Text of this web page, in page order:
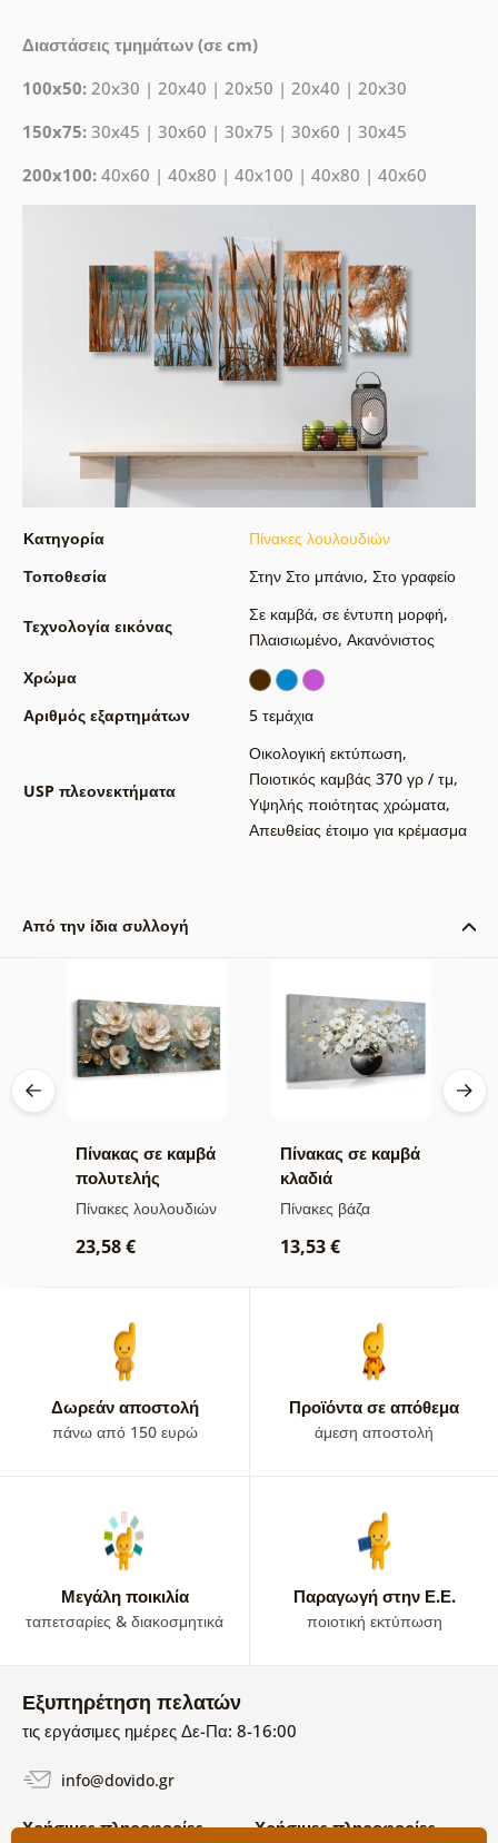
Διαστάσεις τμημάτων (σε cm)
100x50:20x30 | 20x40 | 20x50 | 20x40 | 20x30
150x75:30x45 | 30x60 | 30x75 | 30x60 | 30x45
200x100:40x60 | 40x80 | 40x100 | 40x80 | 40x60
Κατηγορία
Πίνακες λουλουδιών
Τοποθεσία
Στην Στο μπάνιο, Στο γραφείο
Τεχνολογία εικόνας
Σε καμβά, σε έντυπη μορφή,
Πλαισιωμένο, Ακανόνιστος
Χρώμα
Αριθμός εξαρτημάτων
5 τεμάχια
USP πλεονεκτήματα
Οικολογική εκτύπωση,
Ποιοτικός καμβάς 370 γρ / τμ,
Υψηλής ποιότητας χρώματα,
Απευθείας έτοιμο για κρέμασμα
Από την ίδια συλλογή
Πίνακας σε καμβά
πολυτελής
λουλουδάτη
Πίνακες λουλουδιών
23,58 €
Πίνακας σε καμβά
κλαδιά
λουλουδιών σε
Πίνακες βάζα
13,53 €
Δωρεάν αποστολή
πάνω από 150 ευρώ
Προϊόντα σε απόθεμα
άμεση αποστολή
Μεγάλη ποικιλία
ταπετσαρίες & διακοσμητικά
Παραγωγή στην Ε.Ε.
ποιοτική εκτύπωση
Εξυπηρέτηση πελατών
τις εργάσιμες ημέρες Δε-Πα: 8-16:00
info@dovido.gr
Χρήσιμες πληροφορίες Χρήσιμες πληροφορίες